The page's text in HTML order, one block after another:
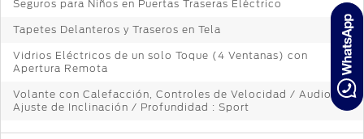
Seguros para Niños en Puertas Traseras Eléctrico
Tapetes Delanteros y Traseros en Tela
Vidrios Eléctricos de un solo Toque (4 Ventanas) con
Apertura Remota
Volante con Calefacción, Controles de Velocidad / Audio y
Ajuste de Inclinación / Profundidad : Sport